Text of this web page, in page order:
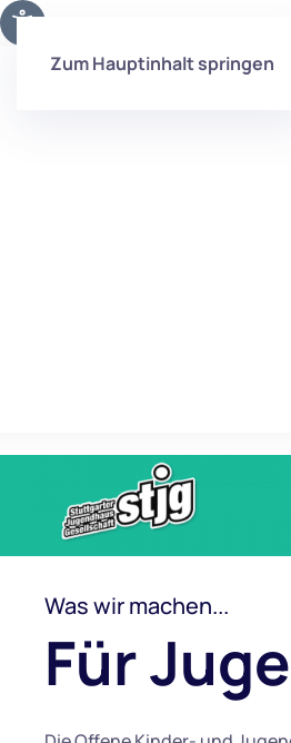
Zum Hauptinhalt springen
Was wir machen...
Für